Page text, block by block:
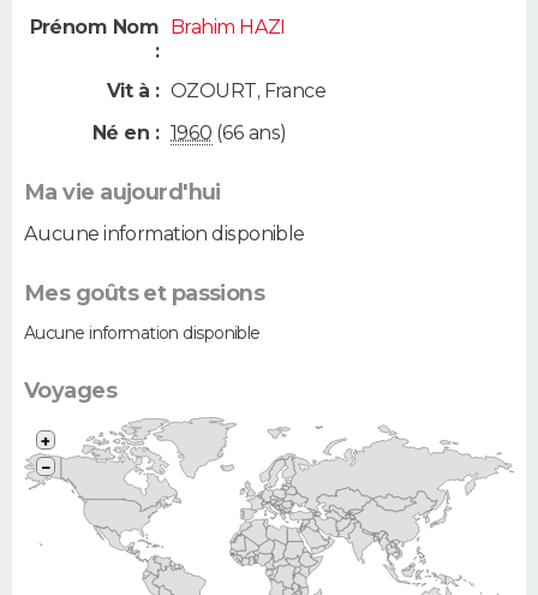
Prénom Nom
:
Brahim HAZI
Vit à : OZOURT, France
Né en : 1960 (66 ans)
Ma vie aujourd'hui
Aucune information disponible
Mes goûts et passions
Aucune information disponible
Voyages
+
−